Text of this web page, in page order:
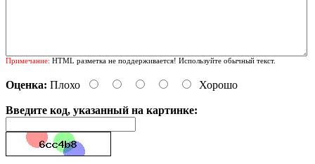
Примечание: HTML разметка не поддерживается! Используйте обычный текст.
Оценка: Плохо Хорошо
Введите код, указанный на картинке: